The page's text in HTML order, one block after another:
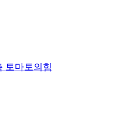
토마토의힘